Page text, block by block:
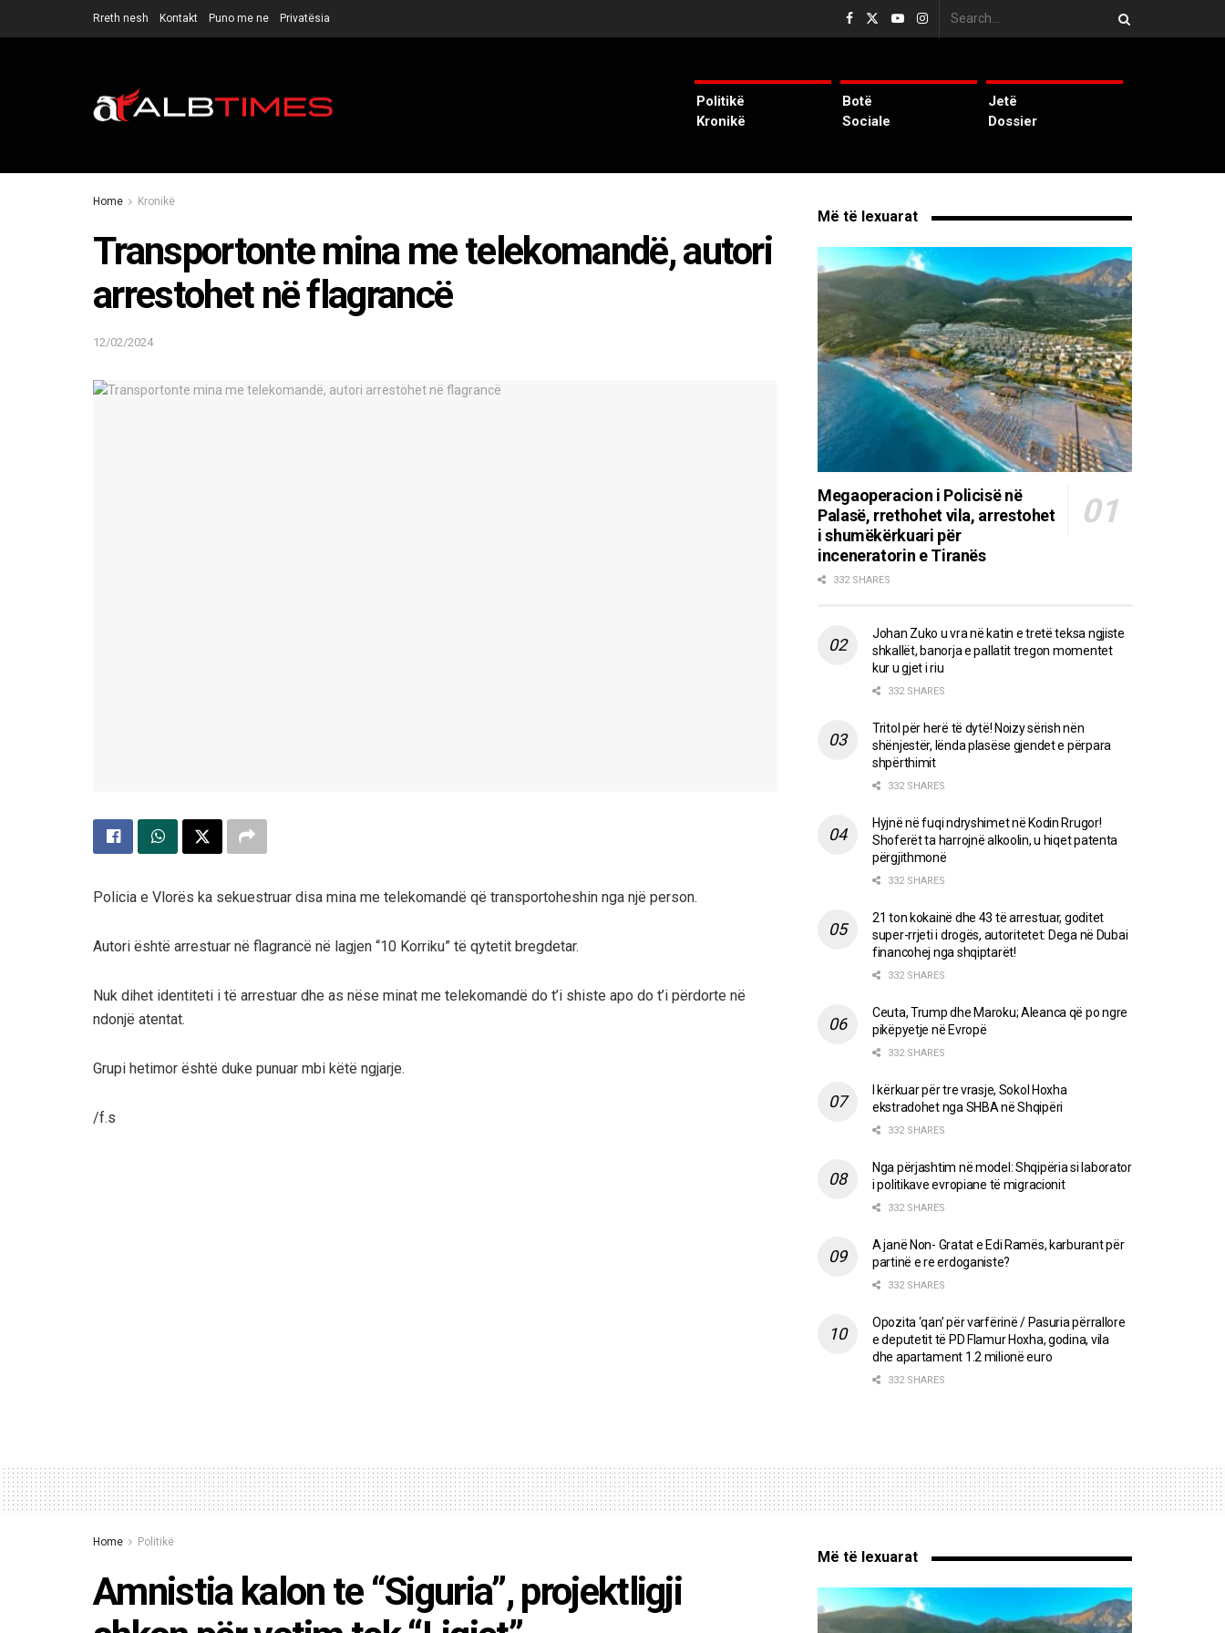
Rreth nesh Kontakt Puno me ne Privatësia
Politikë
Kronikë
Botë
Sociale
Jetë
Dossier
Home Kronikë
Transportonte mina me telekomandë, autori
arrestohet në flagrancë
12/02/2024
Policia e Vlorës ka sekuestruar disa mina me telekomandë që transportoheshin nga një person.
Autori është arrestuar në flagrancë në lagjen “10 Korriku” të qytetit bregdetar.
Nuk dihet identiteti i të arrestuar dhe as nëse minat me telekomandë do t’i shiste apo do t’i përdorte në
ndonjë atentat.
Grupi hetimor është duke punuar mbi këtë ngjarje.
/f.s
Më të lexuarat
Megaoperacion i Policisë në
Palasë, rrethohet vila, arrestohet
i shumëkërkuari për
inceneratorin e Tiranës
332 SHARES
Johan Zuko u vra në katin e tretë teksa ngjiste
shkallët, banorja e pallatit tregon momentet
kur u gjet i riu
332 SHARES
Tritol për herë të dytë! Noizy sërish nën
shënjestër, lënda plasëse gjendet e përpara
shpërthimit
332 SHARES
Hyjnë në fuqi ndryshimet në Kodin Rrugor!
Shoferët ta harrojnë alkoolin, u hiqet patenta
përgjithmonë
332 SHARES
21 ton kokainë dhe 43 të arrestuar, goditet
super-rrjeti i drogës, autoritetet: Dega në Dubai
financohej nga shqiptarët!
332 SHARES
Ceuta, Trump dhe Maroku; Aleanca që po ngre
pikëpyetje në Evropë
332 SHARES
I kërkuar për tre vrasje, Sokol Hoxha
ekstradohet nga SHBA në Shqipëri
332 SHARES
Nga përjashtim në model: Shqipëria si laborator
i politikave evropiane të migracionit
332 SHARES
A janë Non- Gratat e Edi Ramës, karburant për
partinë e re erdoganiste?
332 SHARES
Opozita ‘qan’ për varfërinë / Pasuria përrallore
e deputetit të PD Flamur Hoxha, godina, vila
dhe apartament 1.2 milionë euro
332 SHARES
Home Politikë
Amnistia kalon te “Siguria”, projektligji
Më të lexuarat